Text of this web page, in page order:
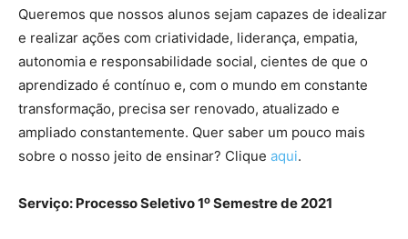
Queremos que nossos alunos sejam capazes de idealizar
e realizar ações com criatividade, liderança, empatia,
autonomia e responsabilidade social, cientes de que o
aprendizado é contínuo e, com o mundo em constante
transformação, precisa ser renovado, atualizado e
ampliado constantemente. Quer saber um pouco mais
sobre o nosso jeito de ensinar? Clique aqui.
Serviço: Processo Seletivo 1o Semestre de 2021